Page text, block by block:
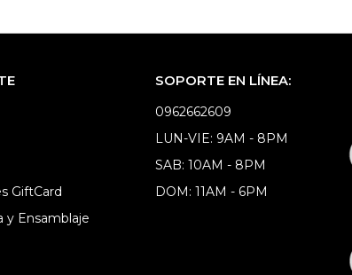
GiftCard
y Ensamblaje
SOPORTE EN LÍNEA:
0962662609
LUN-VIE: 9AM - 8PM
SAB: 10AM - 8PM
DOM: 11AM - 6PM